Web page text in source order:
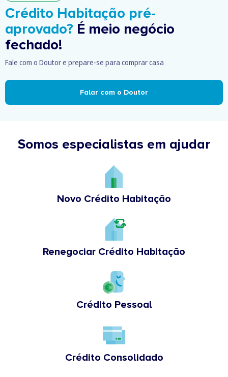
Crédito Habitação pré-
aprovado? É meio negócio
fechado!
Fale com o Doutor e prepare-se para comprar casa
Falar com o Doutor
Somos especialistas em ajudar
Novo Crédito Habitação
Renegociar Crédito Habitação
Crédito Pessoal
Crédito Consolidado